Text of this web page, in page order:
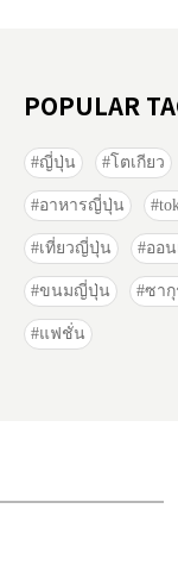
POPULAR
ญี่ปุ่น โตเกียว
อาหารญี่ปุ่น
เที่ยวญี่ปุ่น ออ
ขนมญี่ปุ่น ซากุ
แฟชั่น